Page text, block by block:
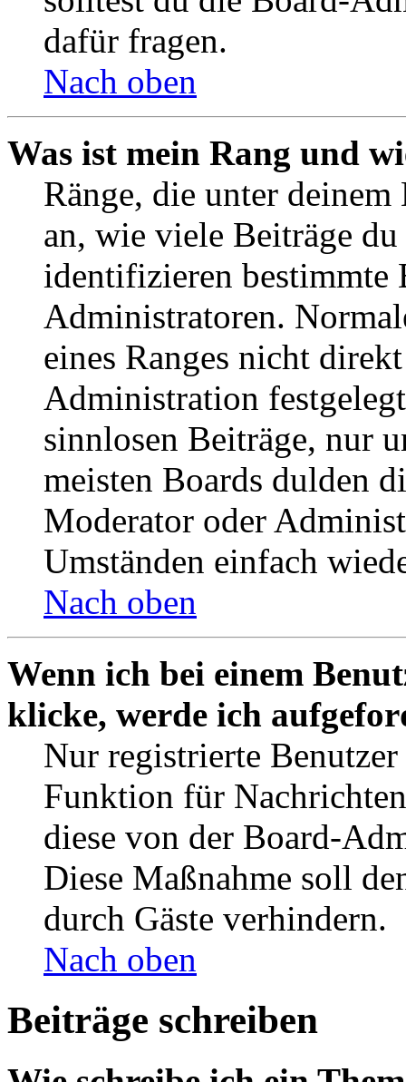
dafür fragen.
Nach oben
Was ist mein Rang und
Ränge, die unter deinem
an, wie viele Beiträge
identifizieren bestimmte
Administratoren.
eines Ranges nicht
Administration
sinnlosen Beiträge, nur
meisten Boards dulden
Moderator oder
Umständen einfach
Nach oben
Wenn ich bei einem
klicke, werde ich
Nur registrierte
Funktion für
diese von der Board-
Diese Maßnahme soll
durch Gäste verhindern.
Nach oben
Beiträge schreiben